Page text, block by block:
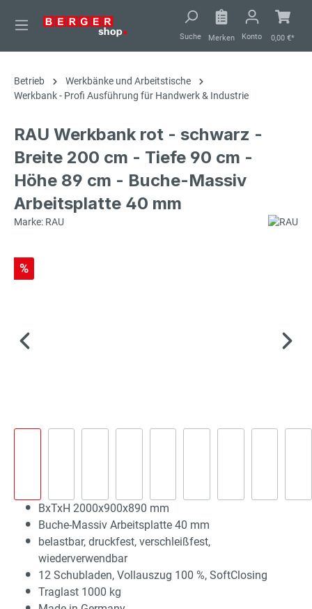
springen
Suche Merken Konto 0,00 €*
Betrieb
Werkbänke und Arbeitstische
Werkbank - Profi Ausführung für Handwerk & Industrie
RAU Werkbank rot - schwarz -
Breite 200 cm - Tiefe 90 cm -
Höhe 89 cm - Buche-Massiv
Arbeitsplatte 40 mm
Marke: RAU
%
BxTxH 2000x900x890 mm
Buche-Massiv Arbeitsplatte 40 mm
belastbar, druckfest, verschleißfest,
wiederverwendbar
12 Schubladen, Vollauszug 100 %, SoftClosing
Traglast 1000 kg